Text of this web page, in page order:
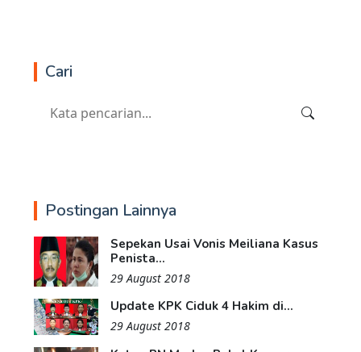
Cari
Postingan Lainnya
Sepekan Usai Vonis Meiliana Kasus
Penista...
29 August 2018
Update KPK Ciduk 4 Hakim di...
29 August 2018